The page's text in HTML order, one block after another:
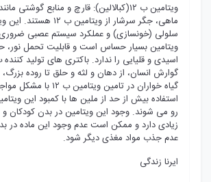
ویتامین ب ۱۲(کبالالین): قارچ و منابع گوشتی
ماهی، جگر سرشار از
سلولی (خونسازی) و عملکرد سیستم عصبی
ویتامین بسیار حساس است و قابلیت تحمل نور،
گوارش انسان، از دهان و لثه و حلق تا روده
گیاه خواران در تامین
استفاده بیش از حد از ملین ‌ها با کمبود این
رو می ‌شوند. وجود این ویتامین در بدن کودکان
زیادی دارد و ممکن است عدم وجود این ماده در
عدم جذب مواد مغذی دیگر شود.
ایرنا زندگی